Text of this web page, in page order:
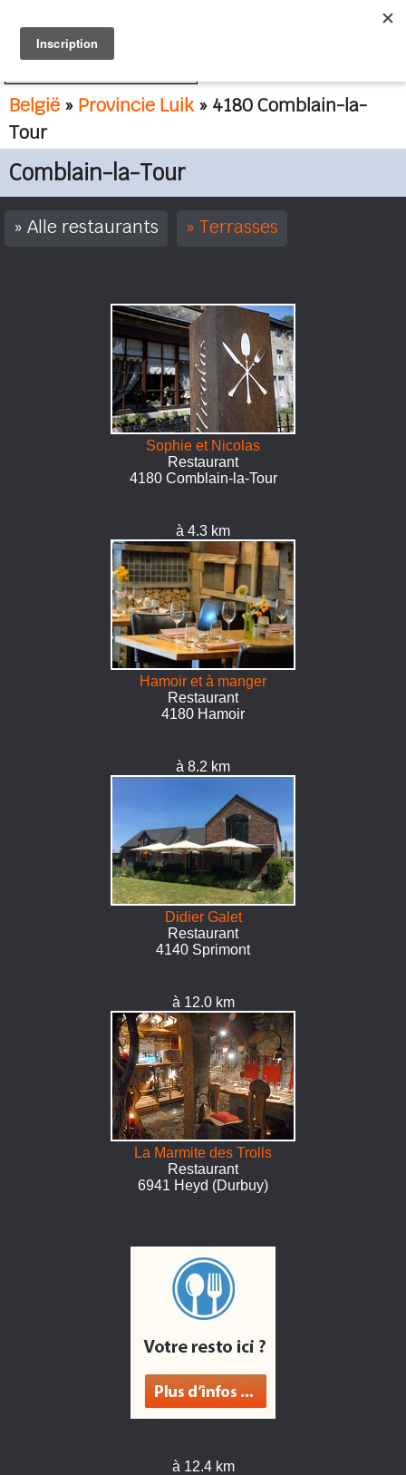
België » Provincie Luik» 4180 Comblain-la-
Tour
Comblain-la-Tour
Alle restaurants Terrasses
Sophie et Nicolas
Restaurant
4180 Comblain-la-Tour
à 4.3 km
Hamoir et à manger
Restaurant
4180 Hamoir
à 8.2 km
Didier Galet
Restaurant
4140 Sprimont
à 12.0 km
La Marmite des Trolls
Restaurant
6941 Heyd (Durbuy)
à 12.4 km